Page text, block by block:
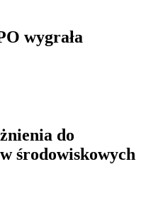
wygrała
do
środowiskowych